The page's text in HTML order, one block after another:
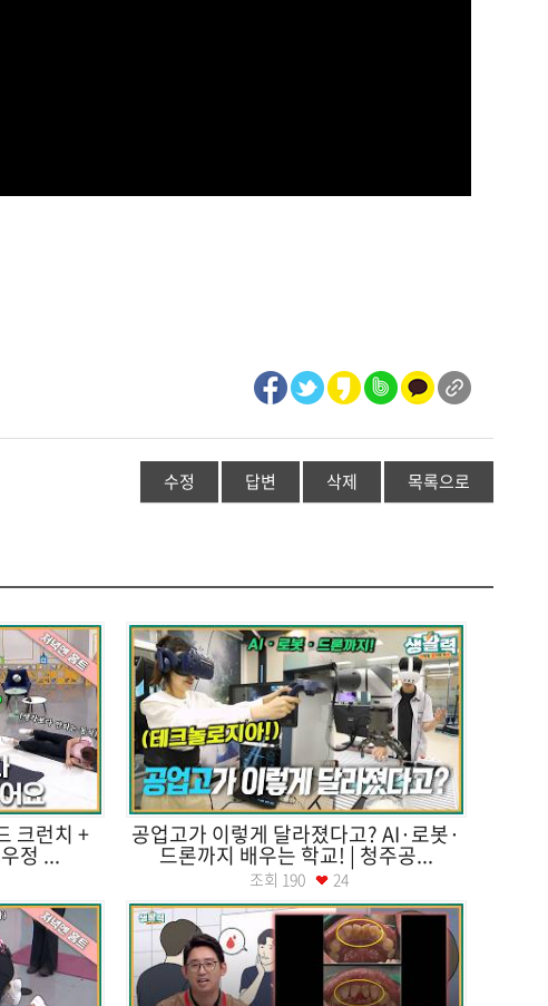
수정 답변 삭제 목록으로
크런치 +
정 ...
공업고가 이렇게 달라졌다고? AI·로봇·
드론까지 배우는 학교! | 청주공...
조회 190 24